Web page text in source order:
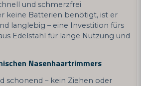
und schmerzfrei
keine Batterien benötigt, ist er
langlebig – eine Investition fürs
Edelstahl für lange Nutzung und
Nasenhaartrimmers
schonend – kein Ziehen oder